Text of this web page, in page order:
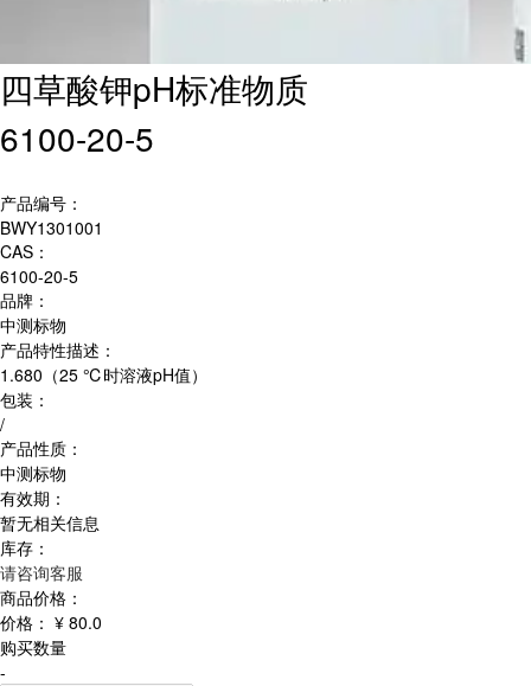
四草酸钾pH标准物质
6100-20-5
产品编号：
BWY1301001
CAS：
6100-20-5
品牌：
中测标物
产品特性描述：
1.680（25 ℃时溶液pH值）
包装：
/
产品性质：
中测标物
有效期：
暂无相关信息
库存：
请咨询客服
商品价格：
价格： ¥ 80.0
购买数量
-